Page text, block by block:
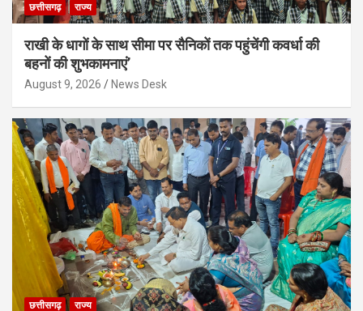
छत्तीसगढ़ राज्य
राखी के धागों के साथ सीमा पर सैनिकों तक पहुंचेंगी कवर्धा की
बहनों की शुभकामनाएं’
August 9, 2026 News Desk
छत्तीसगढ़ राज्य